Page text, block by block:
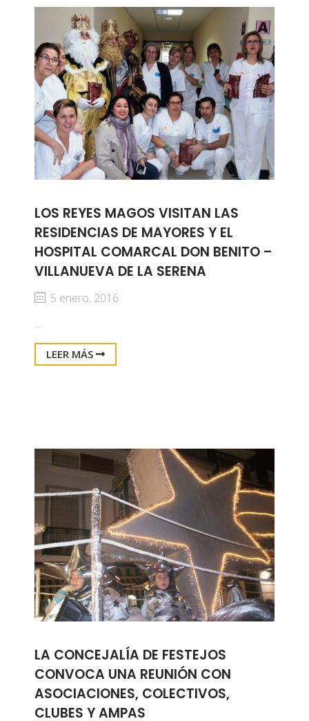
LOS REYES MAGOS VISITAN LAS
RESIDENCIAS DE MAYORES Y EL
HOSPITAL COMARCAL DON BENITO –
VILLANUEVA DE LA SERENA
5 enero, 2016
...
LEER MÁS
LA CONCEJALÍA DE FESTEJOS
CONVOCA UNA REUNIÓN CON
ASOCIACIONES, COLECTIVOS,
CLUBES Y AMPAS